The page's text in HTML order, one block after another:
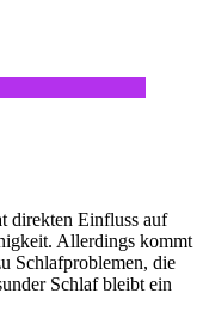
direkten Einfluss auf
Allerdings kommt
Schlafproblemen, die
Schlaf bleibt ein